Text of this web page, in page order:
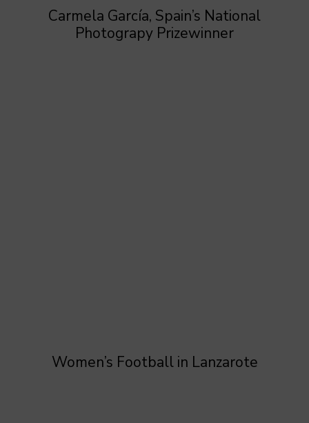
Carmela García, Spain’s National
Photograpy Prizewinner
Women’s Football in Lanzarote